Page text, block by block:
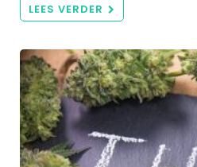
LEES VERDER